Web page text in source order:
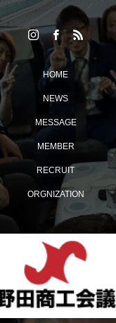
ぎわった「おのだ七夕ま
HOME
NEWS
MESSAGE
MEMBER
RECRUIT
ORGNIZATION